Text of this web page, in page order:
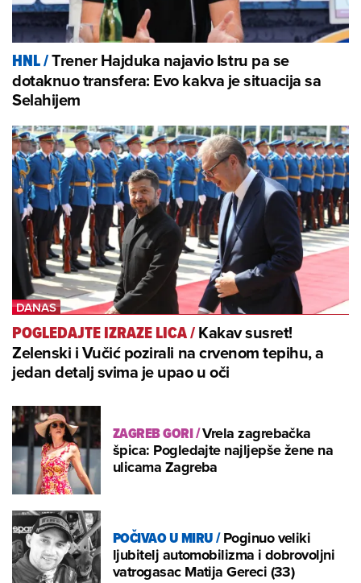
HNL/Trener Hajduka najavio Istru pa se
dotaknuo transfera: Evo kakva je situacija sa
Selahijem
POGLEDAJTE IZRAZE LICA/Kakav susret!
Zelenski i Vučić pozirali na crvenom tepihu, a
jedan detalj svima je upao u oči
ZAGREB GORI/Vrela zagrebačka
špica: Pogledajte najljepše žene na
ulicama Zagreba
POČIVAO U MIRU/Poginuo veliki
ljubitelj automobilizma i dobrovoljni
vatrogasac Matija Gereci (33)